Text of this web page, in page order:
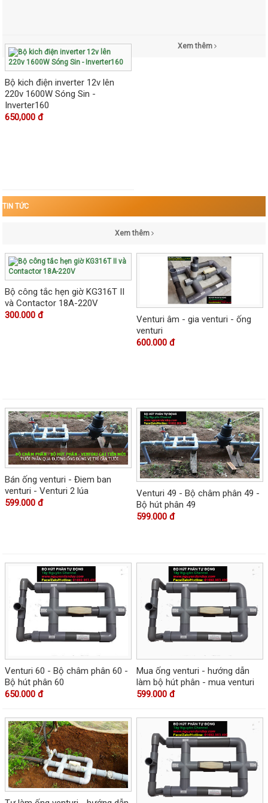
Bộ kich điện inverter 12v lên
220v 1600W Sóng Sin -
Inverter160
650,000 đ
Xem thêm
TIN TỨC
Xem thêm
Bộ công tắc hẹn giờ KG316T II
và Contactor 18A-220V
300.000 đ
Venturi âm - gia venturi - ống
venturi
600.000 đ
Bán ống venturi - Điem ban
venturi - Venturi 2 lúa
599.000 đ
Venturi 49 - Bộ châm phân 49 -
Bộ hút phân 49
599.000 đ
Venturi 60 - Bộ châm phân 60 -
Bộ hút phân 60
650.000 đ
Mua ống venturi - hướng dẫn
làm bộ hút phân - mua venturi
599.000 đ